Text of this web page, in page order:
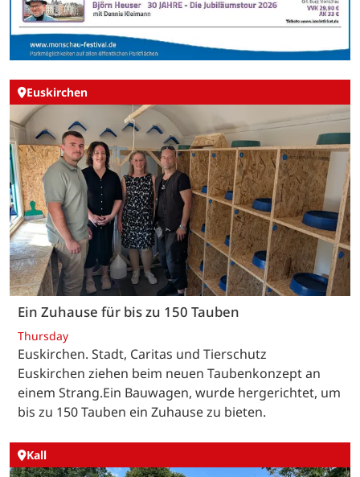
Euskirchen
Ein Zuhause für bis zu 150 Tauben
Thursday
Euskirchen. Stadt, Caritas und Tierschutz
Euskirchen ziehen beim neuen Taubenkonzept an
einem Strang.Ein Bauwagen, wurde hergerichtet, um
bis zu 150 Tauben ein Zuhause zu bieten.
Kall